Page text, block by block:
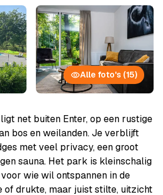
Alle foto's (15)
net buiten Enter, op een rustige
bos en weilanden. Je verblijft
met veel privacy, een groot
sauna. Het park is kleinschalig
wie wil ontspannen in de
of drukte, maar juist stilte, uitzicht